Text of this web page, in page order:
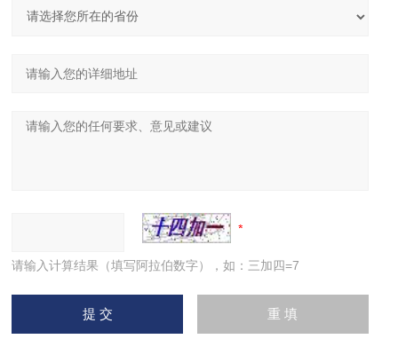
请输入计算结果（填写阿拉伯数字），如：三加四=7